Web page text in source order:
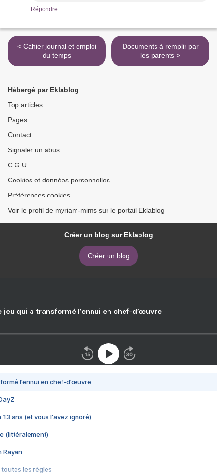
Répondre
< Cahier journal et emploi
du temps
Documents à remplir par
les parents >
Hébergé par Eklablog
Top articles
Pages
Contact
Signaler un abus
C.G.U.
Cookies et données personnelles
Préférences cookies
Voir le profil de myriam-mims sur le portail Eklablog
Créer un blog sur Eklablog
Créer un blog
jeu qui a transformé l’ennui en chef-d’œuvre
l’ennui en chef-d’œuvre
13 ans (et vous l'avez ignoré)
(littéralement)
Rayan
toutes les règles